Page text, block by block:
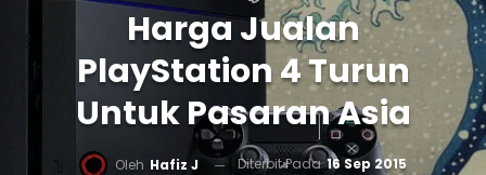
Harga Jualan
PlayStation 4 Turun
Untuk Pasaran Asia
Oleh Hafiz J Diterbit Pada16 Sep 2015